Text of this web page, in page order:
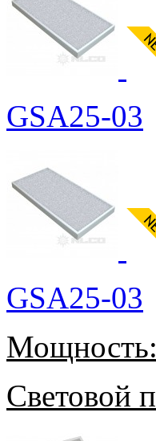
GSA25-03
GSA25-03
Мощность:
Световой